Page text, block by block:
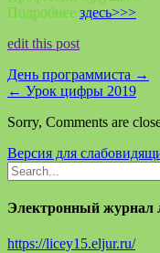
Подробнее здесь>>>
edit this post
День программиста →
← Урок цифры 2019
Sorry, Comments are
Версия для
Электронный журнал
https://licey15.eljur.ru/